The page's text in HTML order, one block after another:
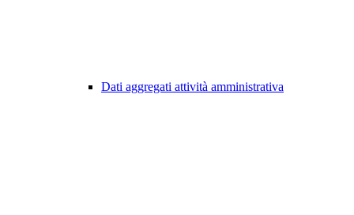
Dati aggregati attività amministrativa